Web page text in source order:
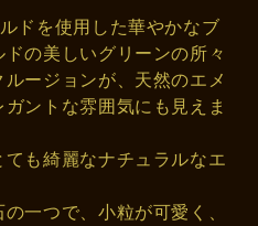
ドを使用した華やかなブ
の美しいグリーンの所々
ージョンが、天然のエメ
ントな雰囲気にも見えま
も綺麗なナチュラルなエ
一つで、小粒が可愛く、